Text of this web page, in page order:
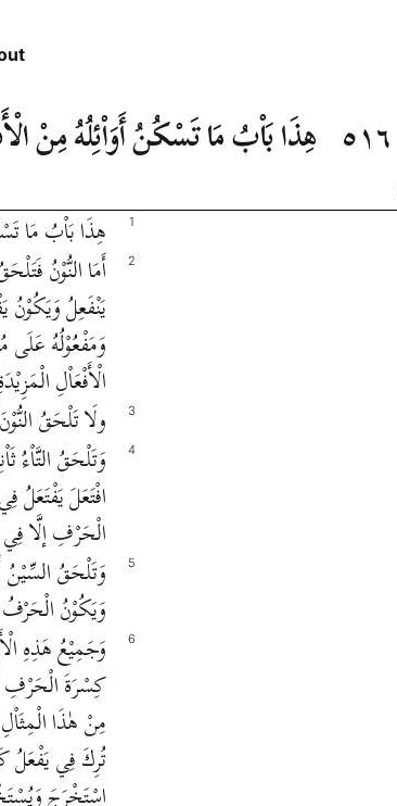
٥١٦ هِذَا بَاْبُ مَا تَسْكُنُ أَوَاْئِلُهُ مِنْ
هِذَا بَاْبُ مَا
1
أَمَا النُّوْنُ
يَنْفَعِلُ وَيَكُوْنُ
وَمَفْعُوْلُهُ
الْأَفْعَاْلِ
2
ولَا تَلْحَقُ 3
وَتَلْحَقُ التَّاْءُ
افْتَعَلَ يَفْتَعَلُ
الْحَرْفِ إلَّا فِي
4
وَتَلْحَقُ السِّيْنُ
وَيَكُوْنُ
5
وَجَمِيْعُ هَذِهِ
كِسْرَةَ الْحَرْفِ
مِنْ هٰذَا
تُرِكَ فِي يَفْعَلُ
اسْتَخْرَجَ
6